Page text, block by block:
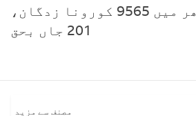
ملک بھر میں 9565 کورونا زدگان،
201 جاں بحق
مصنف سے مزید